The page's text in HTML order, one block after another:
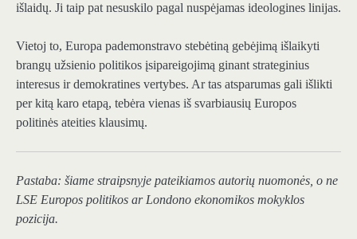
išlaidų. Ji taip pat nesuskilo pagal nuspėjamas ideologines linijas.
Vietoj to, Europa pademonstravo stebėtiną gebėjimą išlaikyti
brangų užsienio politikos įsipareigojimą ginant strateginius
interesus ir demokratines vertybes. Ar tas atsparumas gali išlikti
per kitą karo etapą, tebėra vienas iš svarbiausių Europos
politinės ateities klausimų.
Pastaba: šiame straipsnyje pateikiamos autorių nuomonės, o ne
LSE Europos politikos ar Londono ekonomikos mokyklos
pozicija.